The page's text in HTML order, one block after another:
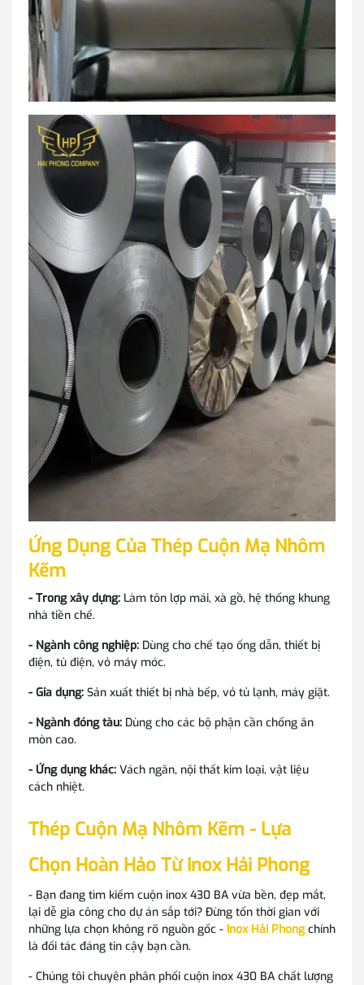
Ứng Dụng Của Thép Cuộn Mạ Nhôm
Kẽm
- Trong xây dựng: Làm tôn lợp mái, xà gồ, hệ thống khung
nhà tiền chế.
- Ngành công nghiệp: Dùng cho chế tạo ống dẫn, thiết bị
điện, tủ điện, vỏ máy móc.
- Gia dụng: Sản xuất thiết bị nhà bếp, vỏ tủ lạnh, máy giặt.
- Ngành đóng tàu: Dùng cho các bộ phận cần chống ăn
mòn cao.
- Ứng dụng khác: Vách ngăn, nội thất kim loại, vật liệu
cách nhiệt.
Thép Cuộn Mạ Nhôm Kẽm - Lựa
Chọn Hoàn Hảo Từ Inox Hải Phong
- Bạn đang tìm kiếm cuộn inox 430 BA vừa bền, đẹp mắt,
lại dễ gia công cho dự án sắp tới? Đừng tốn thời gian với
những lựa chọn không rõ nguồn gốc - Inox Hải Phongchính
là đối tác đáng tin cậy bạn cần.
- Chúng tôi chuyên phân phối cuộn inox 430 BA chất lượng